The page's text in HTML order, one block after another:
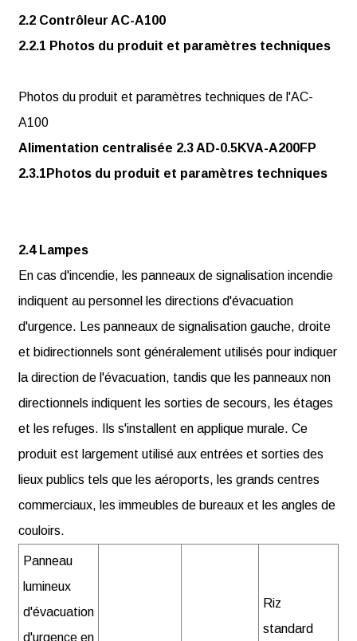
2.2 Contrôleur AC-A100
2.2.1 Photos du produit et paramètres techniques
Photos du produit et paramètres techniques de l'AC-
A100
Alimentation centralisée 2.3 AD-0.5KVA-A200FP
2.3.1Photos du produit et paramètres techniques
2.4 Lampes
En cas d'incendie, les panneaux de signalisation incendie
indiquent au personnel les directions d'évacuation
d'urgence. Les panneaux de signalisation gauche, droite
et bidirectionnels sont généralement utilisés pour indiquer
la direction de l'évacuation, tandis que les panneaux non
directionnels indiquent les sorties de secours, les étages
et les refuges. Ils s'installent en applique murale. Ce
produit est largement utilisé aux entrées et sorties des
lieux publics tels que les aéroports, les grands centres
commerciaux, les immeubles de bureaux et les angles de
couloirs.
Panneau
lumineux
d'évacuation
d'urgence en
Riz
standard